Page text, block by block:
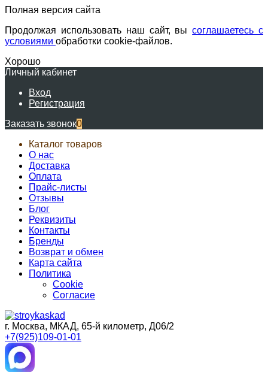
Полная версия сайта
Продолжая использовать наш сайт, высоглашаетесь с
условиями обработки cookie-файлов.
Хорошо
Личный кабинет
Вход
Регистрация
Заказать звонок0
Каталог товаров
О нас
Доставка
Оплата
Прайс-листы
Отзывы
Блог
Реквизиты
Контакты
Бренды
Возврат и обмен
Карта сайта
Политика
Cookie
Согласие
г. Москва, МКАД, 65-й километр, Д06/2
+7(925)109-01-01